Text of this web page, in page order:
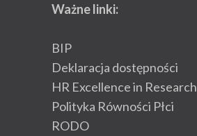
Ważne linki:
BIP
Deklaracja dostępności
HR Excellence in Research
Polityka Równości Płci
RODO